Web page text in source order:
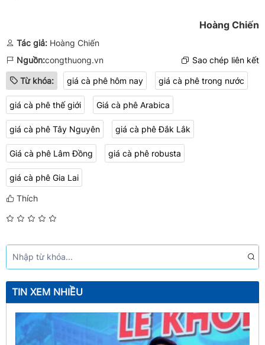
Hoàng Chiến
Tác giả: Hoàng Chiến
Nguồn:congthuong.vn Sao chép liên kết
Từ khóa: giá cà phê hôm nay giá cà phê trong nước
giá cà phê thế giới Giá cà phê Arabica
giá cà phê Tây Nguyên giá cà phê Đắk Lắk
Giá cà phê Lâm Đồng ​​​​​​​​​​​​​​giá cà phê robusta
​​​​​​​​​​​​​​​​​​​​​giá cà phê Gia Lai​​​​​​​​​​​​​​​​​​​​​​​​​​​​​​​​​​​​​​​​​​
Thích
TIN XEM NHIỀU